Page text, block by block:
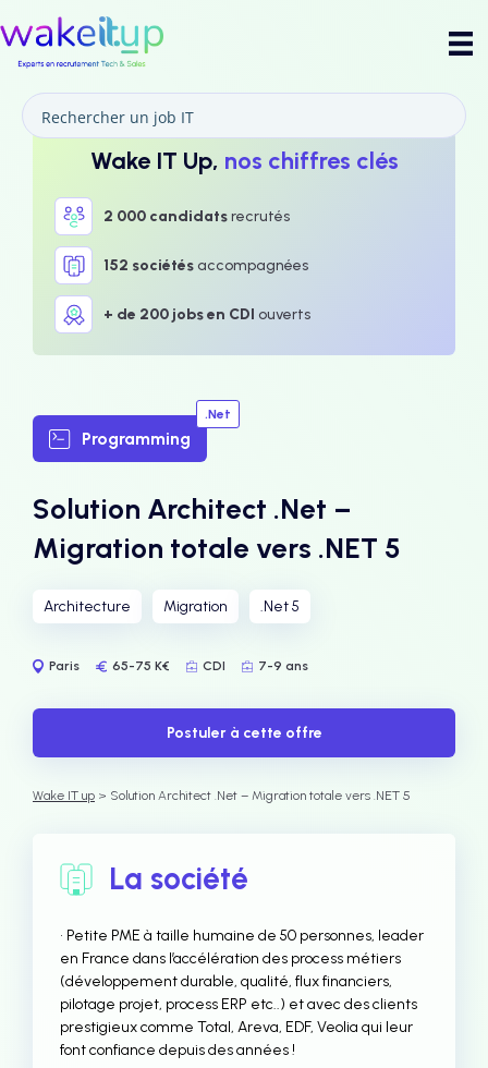
Wake IT Up, nos chiffres clés
2 000 candidatsrecrutés
152 sociétésaccompagnées
+ de 200 jobs en CDI ouverts
Programming
.Net
Solution Architect .Net –
Migration totale vers .NET 5
Architecture Migration .Net 5
Paris 65-75 K€ CDI 7-9 ans
Postuler à cette offre
Wake IT up > Solution Architect .Net – Migration totale vers .NET 5
La société
• Petite PME à taille humaine de 50 personnes, leader
en France dans l’accélération des process métiers
(développement durable, qualité, flux financiers,
pilotage projet, process ERP etc..) et avec des clients
prestigieux comme Total, Areva, EDF, Veolia qui leur
font confiance depuis des années !